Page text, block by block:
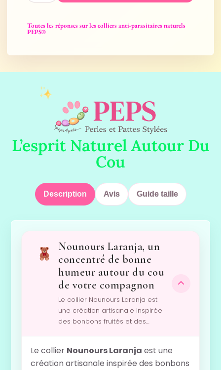
Toutes les réponses sur les colliers anti-parasitaires naturels
PEPS®
L’esprit Naturel Autour Du
Cou
Description Avis Guide taille
Nounours Laranja, un
concentré de bonne
humeur autour du cou
de votre compagnon
Le collier Nounours Laranja est
une création artisanale inspirée
des bonbons fruités et des…
Le collier Nounours Laranja est une
création artisanale inspirée des bonbons